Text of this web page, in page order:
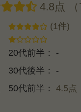
4.8点
(1件)
20代前半： -
30代後半： -
50代前半： 4.5点